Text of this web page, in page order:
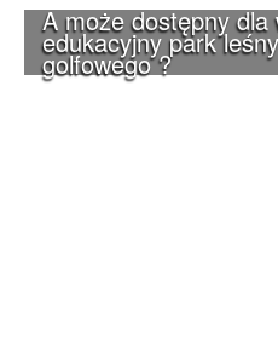
A może dostępny dla
edukacyjny park
golfowego ?